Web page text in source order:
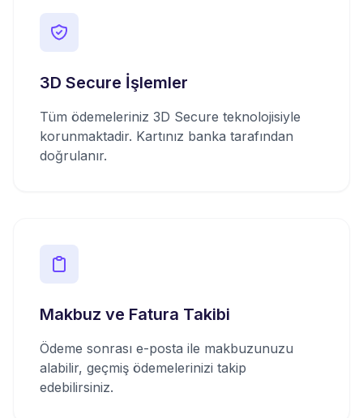
3D Secure İşlemler
Tüm ödemeleriniz 3D Secure teknolojisiyle
korunmaktadir. Kartınız banka tarafından
doğrulanır.
Makbuz ve Fatura Takibi
Ödeme sonrası e-posta ile makbuzunuzu
alabilir, geçmiş ödemelerinizi takip
edebilirsiniz.